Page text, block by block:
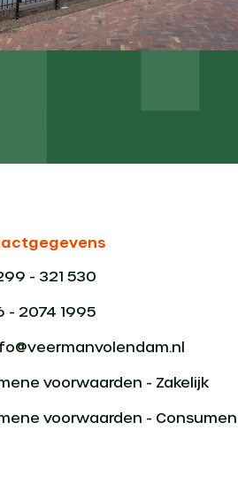
- 321 530
- 2074 1995
voorwaarden - Zakelijk
voorwaarden -